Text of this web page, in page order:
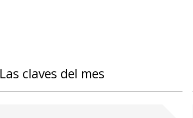
Las claves del mes